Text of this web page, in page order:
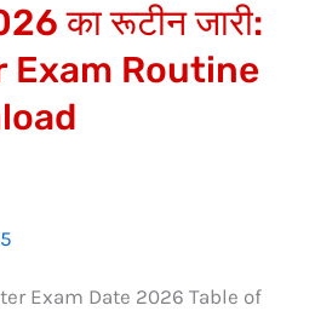
का रूटीन जारी:
Routine
Exam Date 2026 Table of